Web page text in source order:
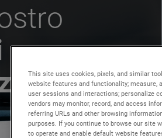
This site uses cookies, pixels, and similar
website features and functionality; measure,
user sessions and interactions; personalize
vendors may monitor, record, and access
referring URLs and other browsing
purposes. If you continue to browse our site
to operate and enable default website